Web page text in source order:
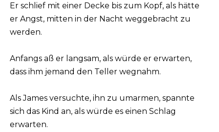
Er schlief mit einer Decke bis zum Kopf, als hätte
er Angst, mitten in der Nacht weggebracht zu
werden.
Anfangs aß er langsam, als würde er erwarten,
dass ihm jemand den Teller wegnahm.
Als James versuchte, ihn zu umarmen, spannte
sich das Kind an, als würde es einen Schlag
erwarten.